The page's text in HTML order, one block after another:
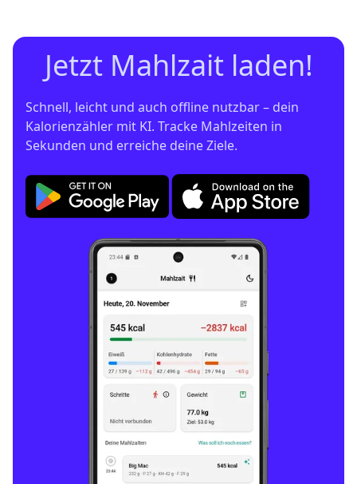
Jetzt Mahlzait laden!
Schnell, leicht und auch offline nutzbar – dein
Kalorienzähler mit KI. Tracke Mahlzeiten in
Sekunden und erreiche deine Ziele.